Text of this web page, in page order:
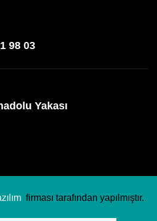
98 03
Yakası
firması tarafından yapılmıştır.